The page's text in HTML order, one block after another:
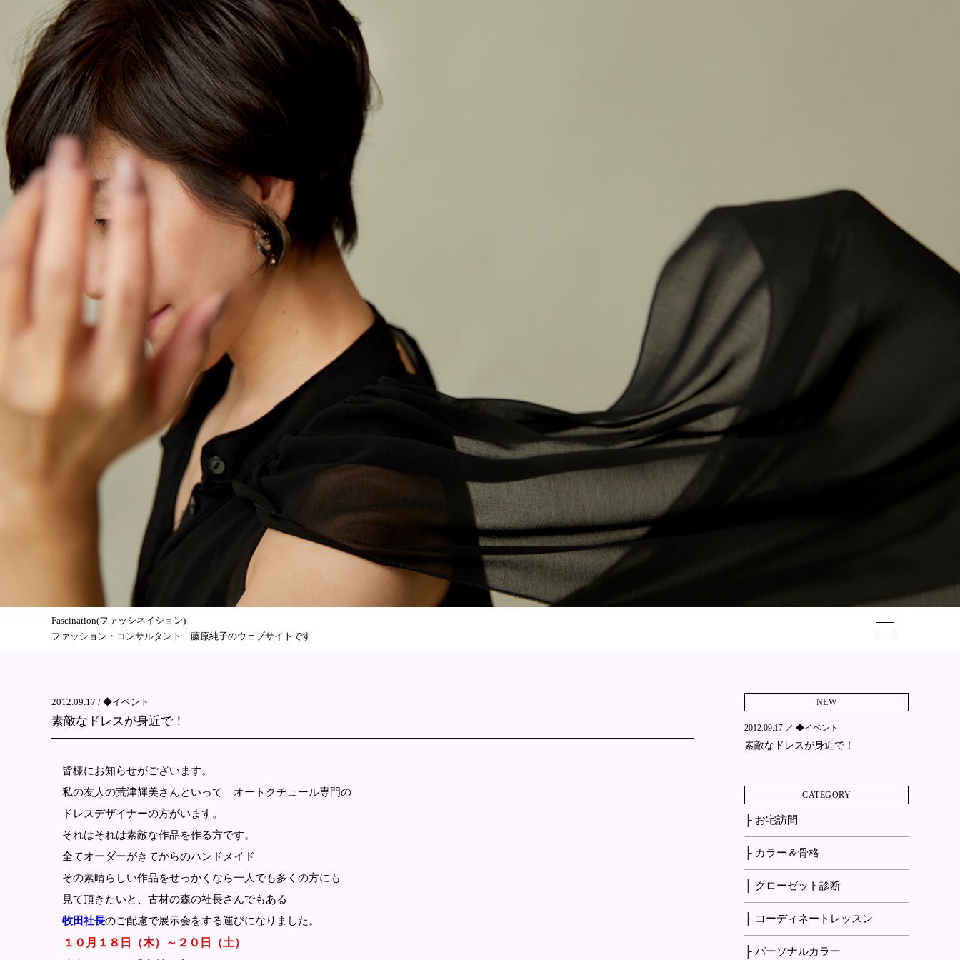
Fascination(ファッシネイション)
ファッション・コンサルタント 藤原純子のウェブサイトです
2012.09.17 / ◆イベント
素敵なドレスが身近で！
皆様にお知らせがございます。
私の友人の荒津輝美さんといって オートクチュール専門の
ドレスデザイナーの方がいます。
それはそれは素敵な作品を作る方です。
全てオーダーがきてからのハンドメイド
その素晴らしい作品をせっかくなら一人でも多くの方にも
見て頂きたいと、古材の森の社長さんでもある
牧田社長のご配慮で展示会をする運びになりました。
１０月１８日（木）～２０日（土）
NEW
2012.09.17 ／ ◆イベント
素敵なドレスが身近で！
CATEGORY
├ お宅訪問
├ カラー＆骨格
├ クローゼット診断
├ コーディネートレッスン
├ パーソナルカラー